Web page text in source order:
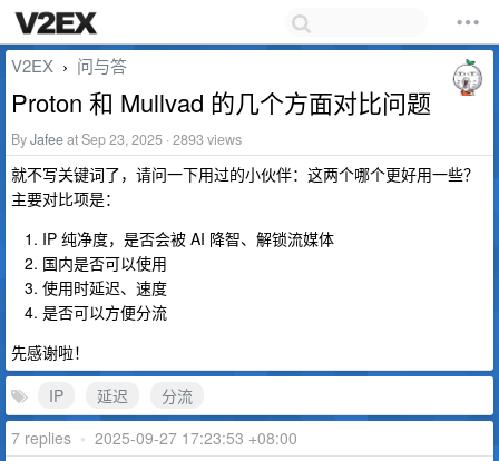
V2EX › 问与答
Proton 和 Mullvad 的几个方面对比问题
ByJafeeat Sep 23, 2025 · 2893 views
就不写关键词了，请问一下用过的小伙伴：这两个哪个更好用一些？
主要对比项是：
IP 纯净度，是否会被 AI 降智、解锁流媒体
国内是否可以使用
使用时延迟、速度
是否可以方便分流
先感谢啦！
IP
延迟
分流
7 replies • 2025-09-27 17:23:53 +08:00